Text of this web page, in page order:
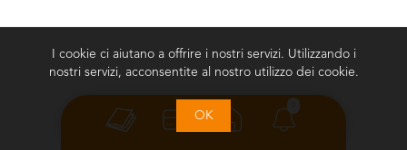
I cookie ci aiutano a offrire i nostri servizi. Utilizzando i
nostri servizi, acconsentite al nostro utilizzo dei cookie.
OK